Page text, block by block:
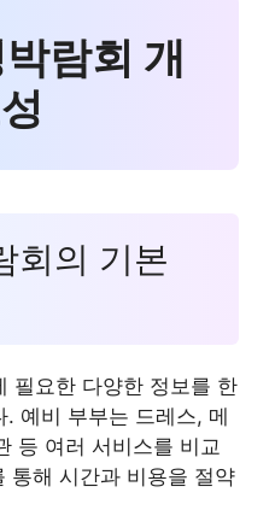
람회 개
회의 기본
필요한 다양한 정보를 한
예비 부부는 드레스, 메
등 여러 서비스를 비교
통해 시간과 비용을 절약